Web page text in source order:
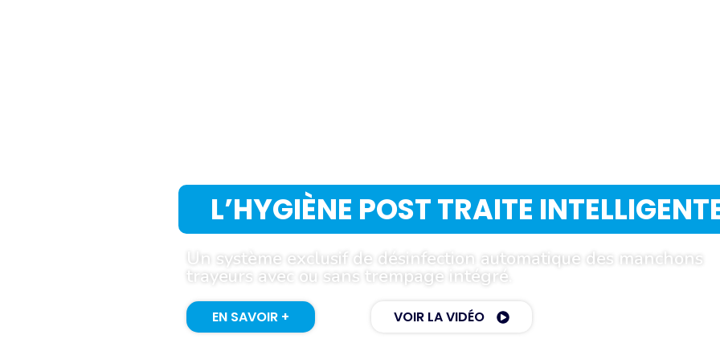
L’HYGIÈNE POST TRAITE
Un système exclusif de désinfection automatique des manchons
trayeurs avec ou sans trempage intégré.
EN SAVOIR + VOIR LA VIDÉO